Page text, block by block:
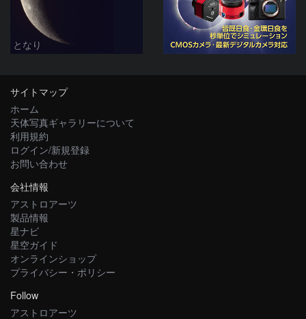
となり
サイトマップ
ホーム
天体写真ギャラリーについて
利用規約
ログイン/新規登録
お問い合わせ
会社情報
アストロアーツ
製品情報
星ナビ
星空ガイド
オンラインショップ
プライバシー・ポリシー
Follow
アストロアーツ